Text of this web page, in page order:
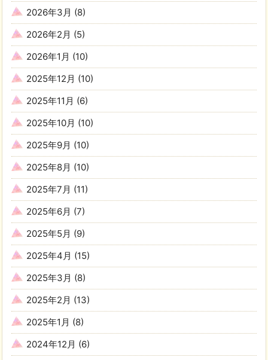
2026年3月 (8)
2026年2月 (5)
2026年1月 (10)
2025年12月 (10)
2025年11月 (6)
2025年10月 (10)
2025年9月 (10)
2025年8月 (10)
2025年7月 (11)
2025年6月 (7)
2025年5月 (9)
2025年4月 (15)
2025年3月 (8)
2025年2月 (13)
2025年1月 (8)
2024年12月 (6)